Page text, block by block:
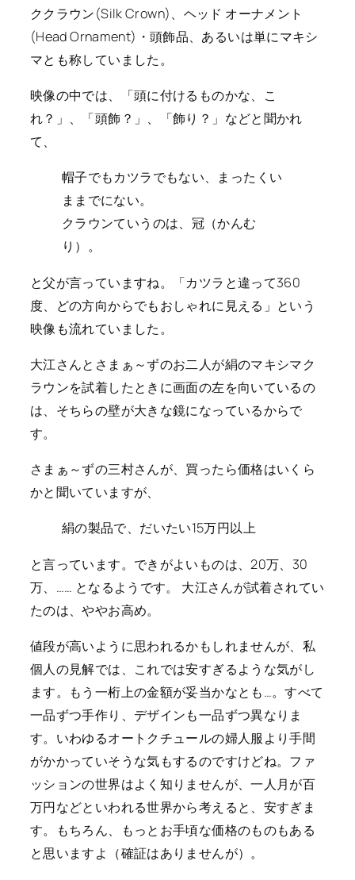
ククラウン(Silk Crown)、ヘッド オーナメント
(Head Ornament)・頭飾品、あるいは単にマキシ
マとも称していました。
映像の中では、「頭に付けるものかな、こ
れ？」、「頭飾？」、「飾り？」などと聞かれ
て、
帽子でもカツラでもない、まったくい
ままでにない。
クラウンていうのは、冠（かんむ
り）。
と父が言っていますね。「カツラと違って360
度、どの方向からでもおしゃれに見える」という
映像も流れていました。
大江さんとさまぁ～ずのお二人が絹のマキシマク
ラウンを試着したときに画面の左を向いているの
は、そちらの壁が大きな鏡になっているからで
す。
さまぁ～ずの三村さんが、買ったら価格はいくら
かと聞いていますが、
絹の製品で、だいたい15万円以上
と言っています。できがよいものは、20万、30
万、…… となるようです。 大江さんが試着されてい
たのは、ややお高め。
値段が高いように思われるかもしれませんが、私
個人の見解では、これでは安すぎるような気がし
ます。もう一桁上の金額が妥当かなとも…。すべて
一品ずつ手作り、デザインも一品ずつ異なりま
す。いわゆるオートクチュールの婦人服より手間
がかかっていそうな気もするのですけどね。ファ
ッションの世界はよく知りませんが、一人月が百
万円などといわれる世界から考えると、安すぎま
す。もちろん、もっとお手頃な価格のものもある
と思いますよ（確証はありませんが）。